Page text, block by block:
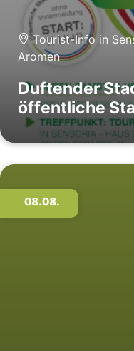
Tourist-Info in
Aromen
Duftender
öffentliche
08.08.